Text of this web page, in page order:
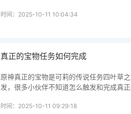
时间：2025-10-11 10:04:34
真正的宝物任务如何完成
原神真正的宝物是可莉的传说任务四叶草
发，很多小伙伴不知道怎么触发和完成真
时间：2025-10-11 09:29:18